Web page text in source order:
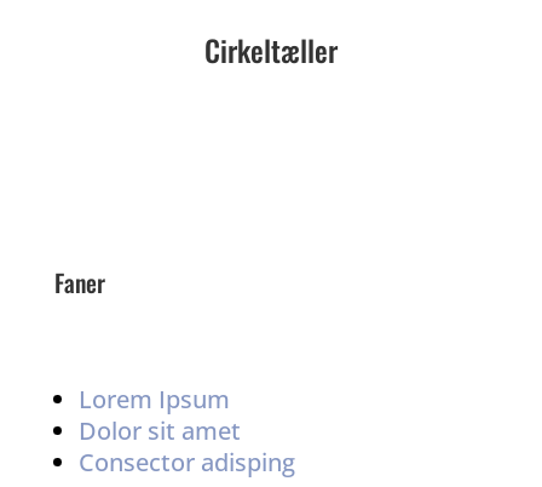
Cirkeltæller
Faner
Lorem Ipsum
Dolor sit amet
Consector adisping